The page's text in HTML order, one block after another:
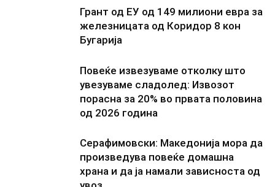
Грант од ЕУ од 149 милиони евра за
железницата од Коридор 8 кон
Бугарија
Повеќе извезуваме отколку што
увезуваме сладолед: Извозот
порасна за 20% во првата половина
од 2026 година
Серафимовски: Македонија мора да
произведува повеќе домашна
храна и да ја намали зависноста од